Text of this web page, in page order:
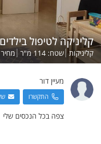
קליניקה לטיפול
קליניקות שטח: 114מ"ר
מעיין דור
התקשרו
צפה בכל הנכסים שלי